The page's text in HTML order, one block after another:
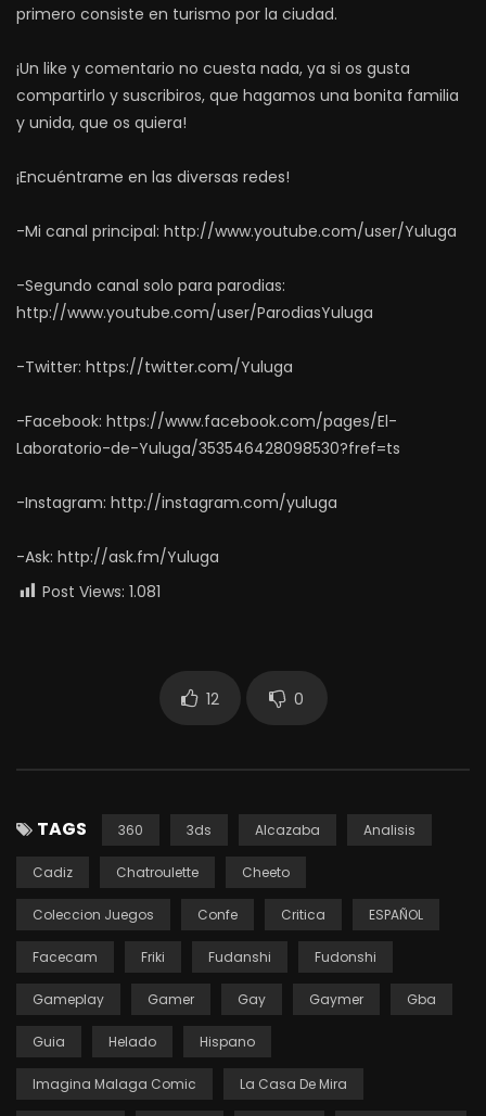
primero consiste en turismo por la ciudad.
¡Un like y comentario no cuesta nada, ya si os gusta
compartirlo y suscribiros, que hagamos una bonita familia
y unida, que os quiera!
¡Encuéntrame en las diversas redes!
-Mi canal principal: http://www.youtube.com/user/Yuluga
-Segundo canal solo para parodias:
http://www.youtube.com/user/ParodiasYuluga
-Twitter: https://twitter.com/Yuluga
-Facebook: https://www.facebook.com/pages/El-
Laboratorio-de-Yuluga/353546428098530?fref=ts
-Instagram: http://instagram.com/yuluga
-Ask: http://ask.fm/Yuluga
Post Views: 1.081
12 0
TAGS 360 3ds Alcazaba Analisis
Cadiz Chatroulette Cheeto
Coleccion Juegos Confe Critica ESPAÑOL
Facecam Friki Fudanshi Fudonshi
Gameplay Gamer Gay Gaymer Gba
Guia Helado Hispano
Imagina Malaga Comic La Casa De Mira